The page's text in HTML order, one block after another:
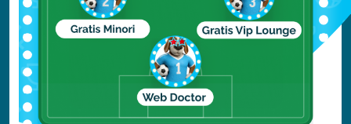
casi di danneggiamento e di ritardo.
Contatti utili
Di seguito i contatti del nostro ufficio sinistri: